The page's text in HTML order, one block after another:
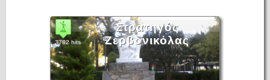
Στρατηγός
Ζερβονικόλας
3782 hits